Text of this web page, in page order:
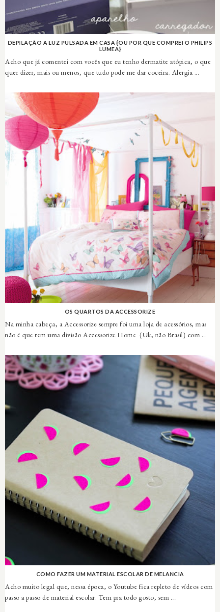
DEPILAÇÃO A LUZ PULSADA EM CASA {OU POR QUE COMPREI O PHILIPS
LUMEA}
Acho que já comentei com vocês que eu tenho dermatite atópica, o que
quer dizer, mais ou menos, que tudo pode me dar coceira. Alergia ...
OS QUARTOS DA ACCESSORIZE
Na minha cabeça, a Accessorize sempre foi uma loja de acessórios, mas
não é que tem uma divisão Accessorize Home (Uk, não Brasil) com ...
COMO FAZER UM MATERIAL ESCOLAR DE MELANCIA
Acho muito legal que, nessa época, o Youtube fica repleto de vídeos com
passo a passo de material escolar. Tem pra todo gosto, sem ...